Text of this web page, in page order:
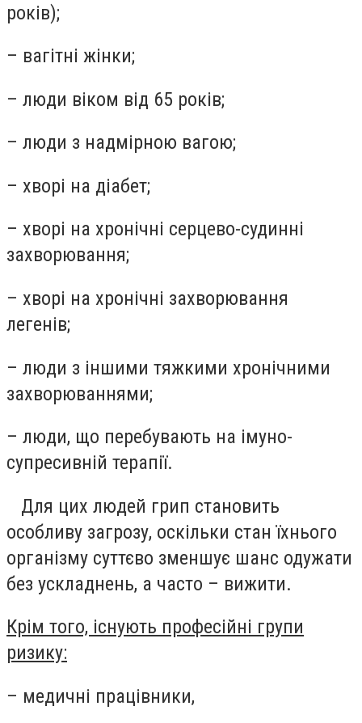
років);
– вагітні жінки;
– люди віком від 65 років;
– люди з надмірною вагою;
– хворі на діабет;
– хворі на хронічні серцево-судинні
захворювання;
– хворі на хронічні захворювання
легенів;
– люди з іншими тяжкими хронічними
захворюваннями;
– люди, що перебувають на імуно-
супресивній терапії.
Для цих людей грип становить
особливу загрозу, оскільки стан їхнього
організму суттєво зменшує шанс одужати
без ускладнень, а часто – вижити.
Крім того, існують професійні групи
ризику:
– медичні працівники,